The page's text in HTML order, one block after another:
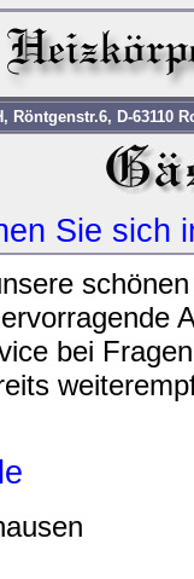
Röntgenstr.6, D-63110
Sie sich
bei